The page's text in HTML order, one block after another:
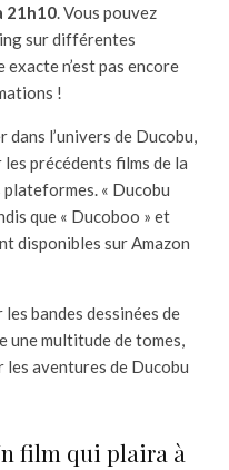
21h10. Vous pouvez
sur différentes
n’est pas encore
!
dans l’univers de Ducobu,
précédents films de la
« Ducobu
que « Ducoboo » et
disponibles sur Amazon
bandes dessinées de
une multitude de tomes,
aventures de Ducobu
film qui plaira à